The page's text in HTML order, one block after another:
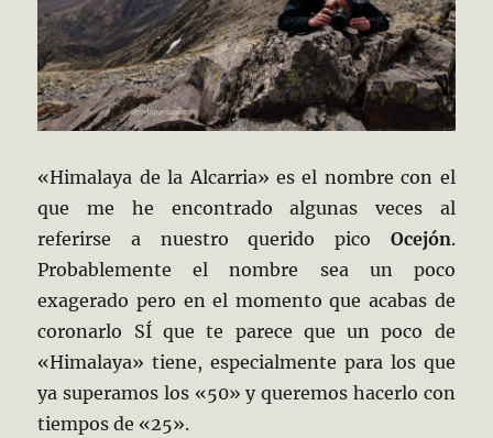
«Himalaya de la Alcarria» es el nombre con el
que me he encontrado algunas veces al
referirse a nuestro querido pico Ocejón.
Probablemente el nombre sea un poco
exagerado pero en el momento que acabas de
coronarlo SÍ que te parece que un poco de
«Himalaya» tiene, especialmente para los que
ya superamos los «50» y queremos hacerlo con
tiempos de «25».